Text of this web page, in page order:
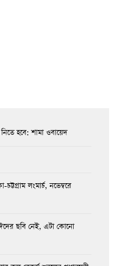
হবে: শামা ওবায়েদ
লংমার্চ, নভেম্বরে
ছবি নেই, এটা কোনো